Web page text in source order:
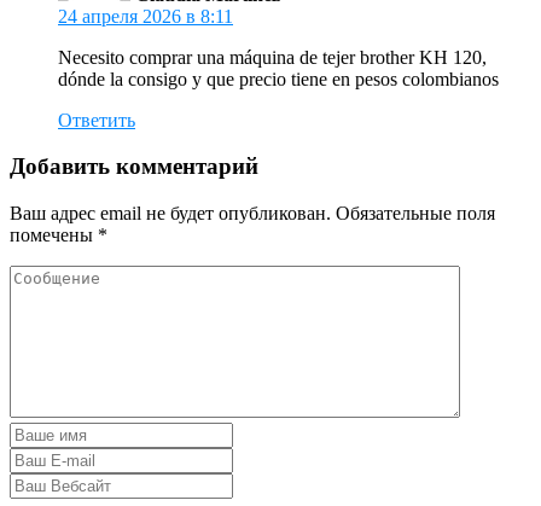
24 апреля 2026 в 8:11
Necesito comprar una máquina de tejer brother KH 120,
dónde la consigo y que precio tiene en pesos colombianos
Ответить
Добавить комментарий
Ваш адрес email не будет опубликован. Обязательные поля
помечены *